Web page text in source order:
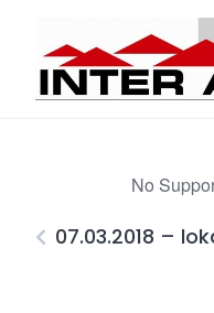
content
No
07.03.2018 –